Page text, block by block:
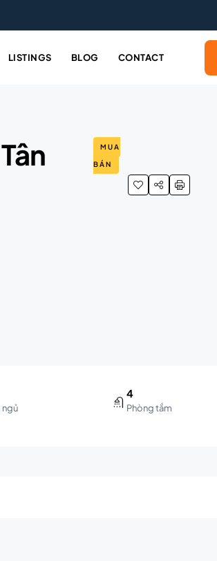
LISTINGS BLOG CONTACT
MUA
BÁN
ngủ
4
Phòng tắm